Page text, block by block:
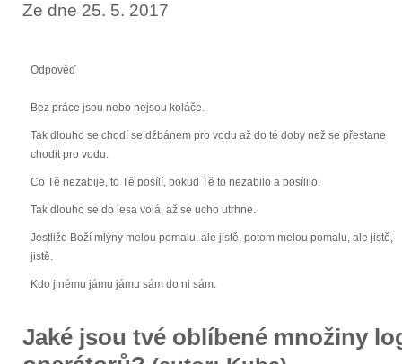
Ze dne 25. 5. 2017
Odpověď
Bez práce jsou nebo nejsou koláče.
Tak dlouho se chodí se džbánem pro vodu až do té doby než se přestane
chodit pro vodu.
Co Tě nezabije, to Tě posílí, pokud Tě to nezabilo a posílilo.
Tak dlouho se do lesa volá, až se ucho utrhne.
Jestliže Boží mlýny melou pomalu, ale jistě, potom melou pomalu, ale jistě,
jistě.
Kdo jinému jámu jámu sám do ni sám.
Jaké jsou tvé oblíbené množiny